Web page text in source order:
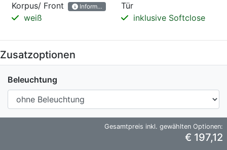
Korpus/ Front
Informationen
weiß
Tür
inklusive Softclose
Zusatzoptionen
Beleuchtung
Gesamtpreis inkl. gewählten Optionen:
€ 197,12